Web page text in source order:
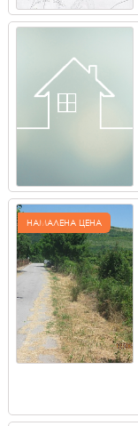
НАМАЛЕНА ЦЕНА